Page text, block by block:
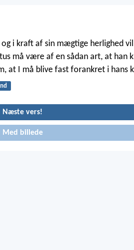
og i kraft af sin mægtige herlighed
må være af en sådan art, at han
at I må blive fast forankret i hans
Næste vers!
Med billede